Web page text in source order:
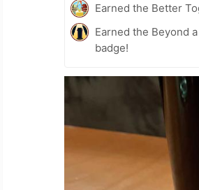
Earned the Better
Earned the Beyond
badge!